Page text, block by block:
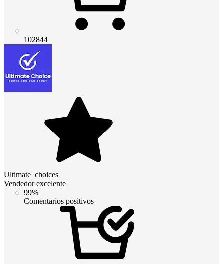
102844
Ultimate_choices
Vendedor excelente
99%
Comentarios positivos